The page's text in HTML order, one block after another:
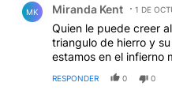
MK Miranda Kent 1 DE
Quien le puede creer
triangulo de hierro y
estamos en el infierno
RESPONDER 0 0